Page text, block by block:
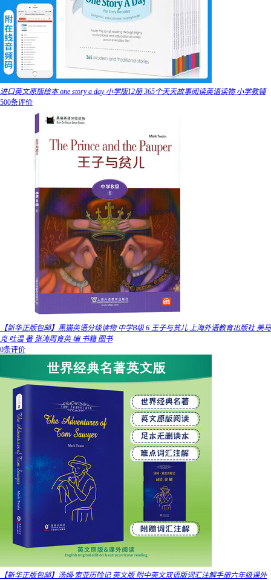
进口英文原版绘本 one story a day 小学版12册 365个天天故事阅读英语读物 小学教辅
500条评价
【新华正版包邮】黑猫英语分级读物 中学B级 6 王子与贫儿 上海外语教育出版社 美马
克·吐温 著 张涛周育英 编 书籍 图书
0条评价
【新华正版包邮】汤姆·索亚历险记 英文版 附中英文双语版词汇注解手册六年级课外